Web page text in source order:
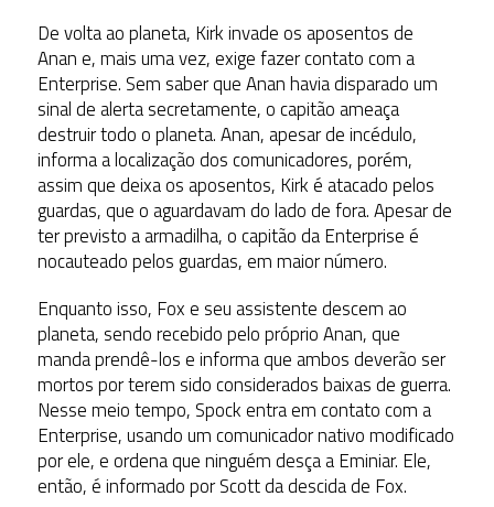
De volta ao planeta, Kirk invade os aposentos de
Anan e, mais uma vez, exige fazer contato com a
Enterprise. Sem saber que Anan havia disparado um
sinal de alerta secretamente, o capitão ameaça
destruir todo o planeta. Anan, apesar de incédulo,
informa a localização dos comunicadores, porém,
assim que deixa os aposentos, Kirk é atacado pelos
guardas, que o aguardavam do lado de fora. Apesar de
ter previsto a armadilha, o capitão da Enterprise é
nocauteado pelos guardas, em maior número.
Enquanto isso, Fox e seu assistente descem ao
planeta, sendo recebido pelo próprio Anan, que
manda prendê-los e informa que ambos deverão ser
mortos por terem sido considerados baixas de guerra.
Nesse meio tempo, Spock entra em contato com a
Enterprise, usando um comunicador nativo modificado
por ele, e ordena que ninguém desça a Eminiar. Ele,
então, é informado por Scott da descida de Fox.